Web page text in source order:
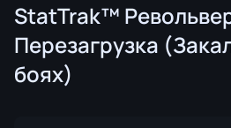
StatTrak™
Перезагрузка
боях)